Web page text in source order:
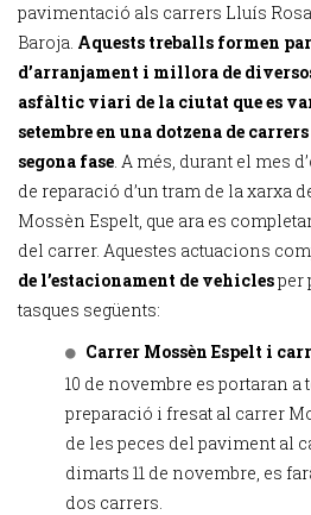
pavimentació als carrers Lluís
Baroja. Aquests treballs formen
d’arranjament i millora de
asfàltic viari de la ciutat que es
setembre en una dotzena de
segona fase. A més, durant el mes
de reparació d’un tram de la xarxa
Mossèn Espelt, que ara es
del carrer. Aquestes actuacions
de l’estacionament de vehiclesper
tasques següents:
Carrer Mossèn Espelt i
10 de novembre es portaran
preparació i fresat al carrer
de les peces del paviment al
dimarts 11 de novembre, es
dos carrers.